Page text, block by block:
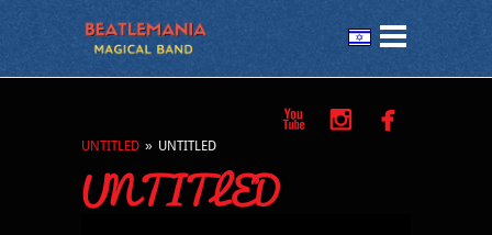



UNTITLED » UNTITLED
UNTITLED